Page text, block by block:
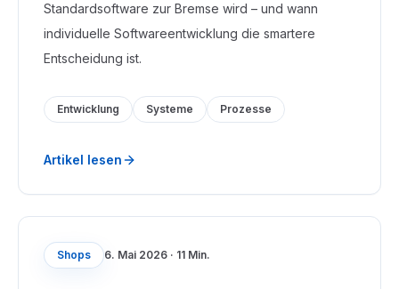
Standardsoftware zur Bremse wird – und wann
individuelle Softwareentwicklung die smartere
Entscheidung ist.
Entwicklung Systeme Prozesse
Artikel lesen
Shops 6. Mai 2026 · 11 Min.